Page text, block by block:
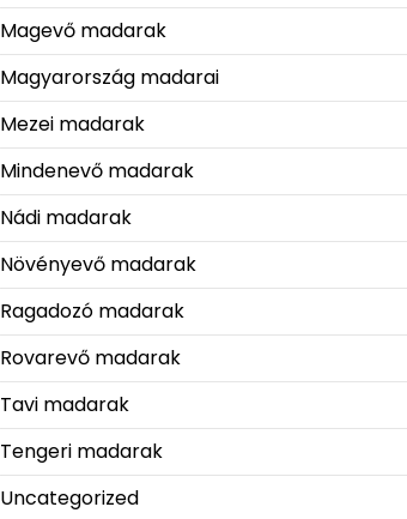
Magevő madarak
Magyarország madarai
Mezei madarak
Mindenevő madarak
Nádi madarak
Növényevő madarak
Ragadozó madarak
Rovarevő madarak
Tavi madarak
Tengeri madarak
Uncategorized